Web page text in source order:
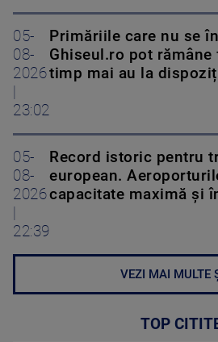
05-
08-
2026
23:02
Primăriile care nu se
Ghiseul.ro pot
timp mai au la
05-
08-
2026
22:39
Record istoric pentru
european.
capacitate maximă și
VEZI MAI MULTE
TOP